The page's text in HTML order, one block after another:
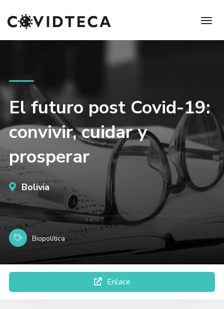
El futuro post Covid-19:
convivir, cuidar y
prosperar
Bolivia
Biopolítica
Enlace